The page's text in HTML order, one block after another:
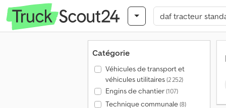
Catégorie
Véhicules de transport et
véhicules utilitaires(2 252)
Engins de chantier(107)
Technique communale(8)